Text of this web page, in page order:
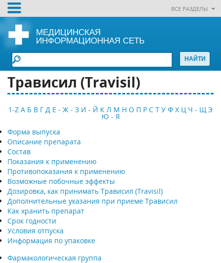
ВСЕ РАЗДЕЛЫ
МЕДИЦИНСКАЯ
ИНФОРМАЦИОННАЯ СЕТЬ
Трависил (Travisil)
1-Z А Б В Г Д Е - Ж - З И - Й К Л М Н О П Р С Т У Ф Х Ц Ч - Щ Э
Ю - Я
Форма выпуска
Описание препарата
Состав
Показания к применению
Противопоказания к применению
Возможные побочные эффекты
Дозировка, как принимать Трависил (Travisil)
Дополнительные указания при приеме Трависил
Как хранить препарат
Срок годности
Условия отпуска
Информация по упаковке
Фармакологическая группа